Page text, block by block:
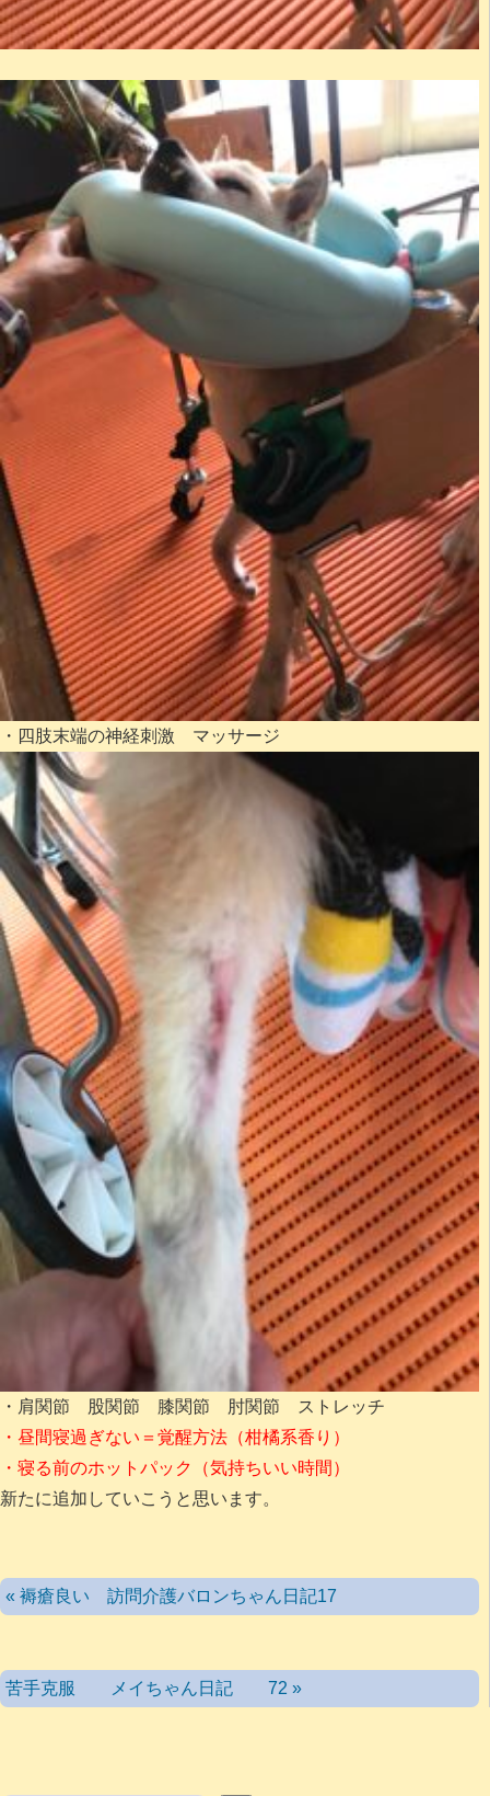
・四肢末端の神経刺激 マッサージ
・肩関節 股関節 膝関節 肘関節 ストレッチ
・昼間寝過ぎない＝覚醒方法（柑橘系香り）
・寝る前のホットパック（気持ちいい時間）
新たに追加していこうと思います。
« 褥瘡良い 訪問介護バロンちゃん日記17
苦手克服 メイちゃん日記 72 »